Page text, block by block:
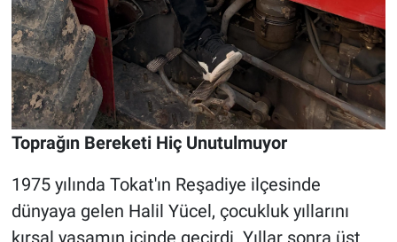
Toprağın Bereketi Hiç Unutulmuyor
1975 yılında Tokat'ın Reşadiye ilçesinde
dünyaya gelen Halil Yücel, çocukluk yıllarını
kırsal yaşamın içinde geçirdi. Yıllar sonra üst